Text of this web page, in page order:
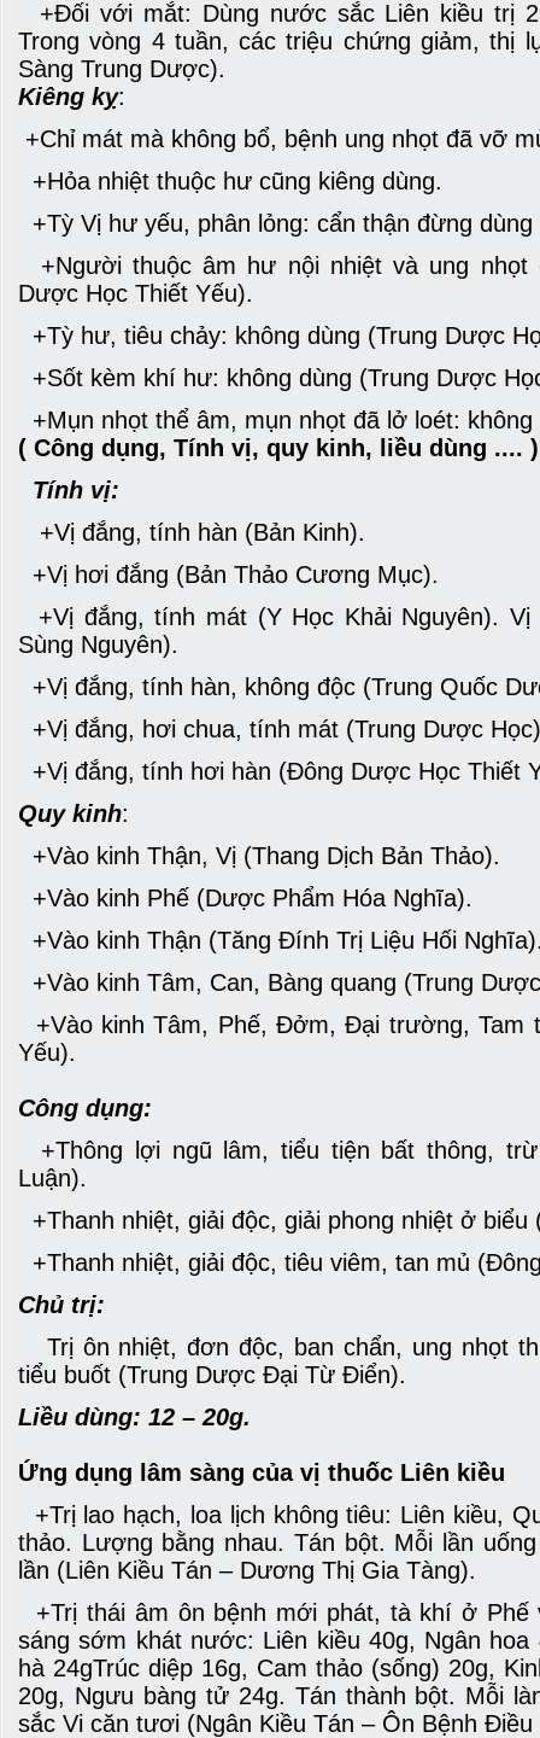
+Đối với mắt: Dùng nước sắc Liên kiều trị
Trong vòng 4 tuần, các triệu chứng giảm, thị
Sàng Trung Dược).
Kiêng kỵ:
+Chỉ mát mà không bổ, bệnh ung nhọt đã vỡ
+Hỏa nhiệt thuộc hư cũng kiêng dùng.
+Tỳ Vị hư yếu, phân lỏng: cẩn thận đừng
+Người thuộc âm hư nội nhiệt và ung nhọt
Dược Học Thiết Yếu).
+Tỳ hư, tiêu chảy: không dùng (Trung Dược
+Sốt kèm khí hư: không dùng (Trung Dược
+Mụn nhọt thể âm, mụn nhọt đã lở loét:
( Công dụng, Tính vị, quy kinh, liều dùng .... )
Tính vị:
+Vị đắng, tính hàn (Bản Kinh).
+Vị hơi đắng (Bản Thảo Cương Mục).
+Vị đắng, tính mát (Y Học Khải Nguyên).
Sùng Nguyên).
+Vị đắng, tính hàn, không độc (Trung Quốc
+Vị đắng, hơi chua, tính mát (Trung Dược
+Vị đắng, tính hơi hàn (Đông Dược Học Thiết
Quy kinh:
+Vào kinh Thận, Vị (Thang Dịch Bản Thảo).
+Vào kinh Phế (Dược Phẩm Hóa Nghĩa).
+Vào kinh Thận (Tăng Đính Trị Liệu Hối
+Vào kinh Tâm, Can, Bàng quang (Trung
+Vào kinh Tâm, Phế, Đởm, Đại trường, Tam
Yếu).
Công dụng:
+Thông lợi ngũ lâm, tiểu tiện bất thông,
Luận).
+Thanh nhiệt, giải độc, giải phong nhiệt ở biểu
+Thanh nhiệt, giải độc, tiêu viêm, tan mủ
Chủ trị:
Trị ôn nhiệt, đơn độc, ban chẩn, ung nhọt
tiểu buốt (Trung Dược Đại Từ Điển).
Liều dùng: 12 – 20g.
Ứng dụng lâm sàng của vị thuốc Liên kiều
+Trị lao hạch, loa lịch không tiêu: Liên kiều,
thảo. Lượng bằng nhau. Tán bột. Mỗi lần
lần (Liên Kiều Tán – Dương Thị Gia Tàng).
+Trị thái âm ôn bệnh mới phát, tà khí ở Phế
sáng sớm khát nước: Liên kiều 40g, Ngân hoa
hà 24gTrúc diệp 16g, Cam thảo (sống) 20g,
20g, Ngưu bàng tử 24g. Tán thành bột. Mỗi
sắc Vi căn tươi (Ngân Kiều Tán – Ôn Bệnh Điều